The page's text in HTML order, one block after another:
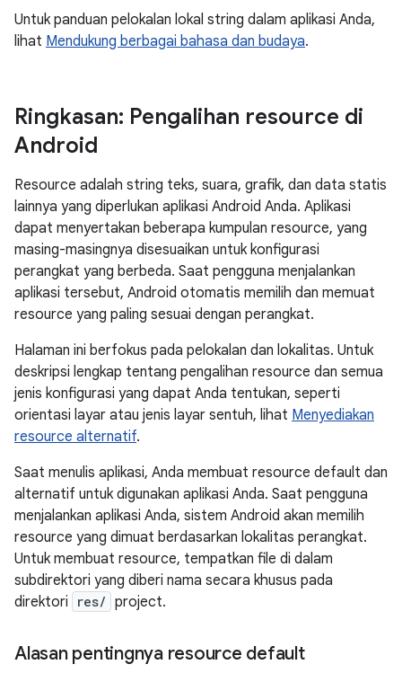
Untuk panduan pelokalan lokal string dalam aplikasi Anda,
lihat Mendukung berbagai bahasa dan budaya.
Ringkasan: Pengalihan resource di
Android
Resource adalah string teks, suara, grafik, dan data statis
lainnya yang diperlukan aplikasi Android Anda. Aplikasi
dapat menyertakan beberapa kumpulan resource, yang
masing-masingnya disesuaikan untuk konfigurasi
perangkat yang berbeda. Saat pengguna menjalankan
aplikasi tersebut, Android otomatis memilih dan memuat
resource yang paling sesuai dengan perangkat.
Halaman ini berfokus pada pelokalan dan lokalitas. Untuk
deskripsi lengkap tentang pengalihan resource dan semua
jenis konfigurasi yang dapat Anda tentukan, seperti
orientasi layar atau jenis layar sentuh, lihat Menyediakan
resource alternatif.
Saat menulis aplikasi, Anda membuat resource default dan
alternatif untuk digunakan aplikasi Anda. Saat pengguna
menjalankan aplikasi Anda, sistem Android akan memilih
resource yang dimuat berdasarkan lokalitas perangkat.
Untuk membuat resource, tempatkan file di dalam
subdirektori yang diberi nama secara khusus pada
direktori
res/ project.
Alasan pentingnya resource default